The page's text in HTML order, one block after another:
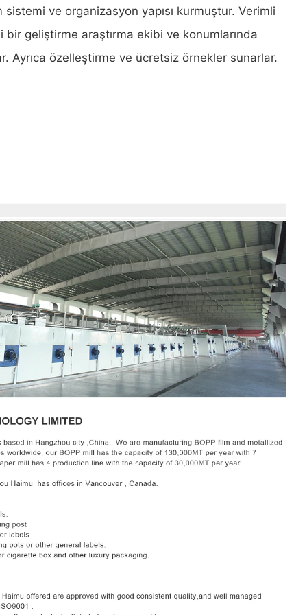
ve organizasyon yapısı kurmuştur. Verimli
bir geliştirme araştırma ekibi ve konumlarında
Ayrıca özelleştirme ve ücretsiz örnekler sunarlar.